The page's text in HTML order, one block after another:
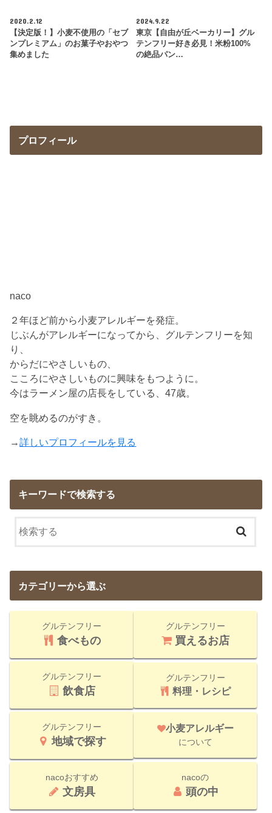
2020.2.12
【決定版！】小麦不使用の「セブ
ンプレミアム」のお菓子やおやつ
集めました
2024.9.22
東京【自由が丘ベーカリー】グル
テンフリー好き必見！米粉100%
の絶品パン…
プロフィール
naco
２年ほど前から小麦アレルギーを発症。
じぶんがアレルギーになってから、グルテンフリーを知
り、
からだにやさしいもの、
こころにやさしいものに興味をもつように。
今はラーメン屋の店長をしている、47歳。
空を眺めるのがすき。
→詳しいプロフィールを見る
キーワードで検索する
カテゴリーから選ぶ
グルテンフリー
食べもの
グルテンフリー
買えるお店
グルテンフリー
飲食店
グルテンフリー
料理・レシピ
グルテンフリー
地域で探す
小麦アレルギー
について
nacoおすすめ
文房具
nacoの
頭の中